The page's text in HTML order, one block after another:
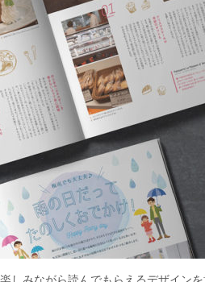
しみながら読んでもらえるデザインを